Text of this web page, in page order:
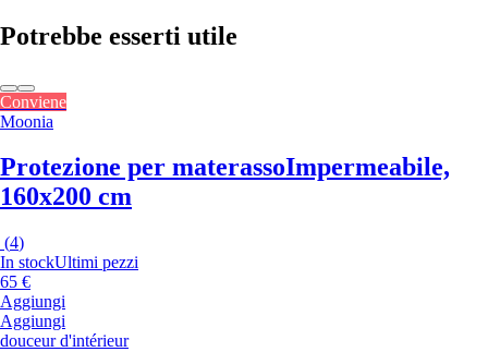
Potrebbe esserti utile
Conviene
Moonia
Protezione per materassoImpermeabile,
160x200 cm
(4)
In stockUltimi pezzi
65 €
Aggiungi
Aggiungi
douceur d'intérieur